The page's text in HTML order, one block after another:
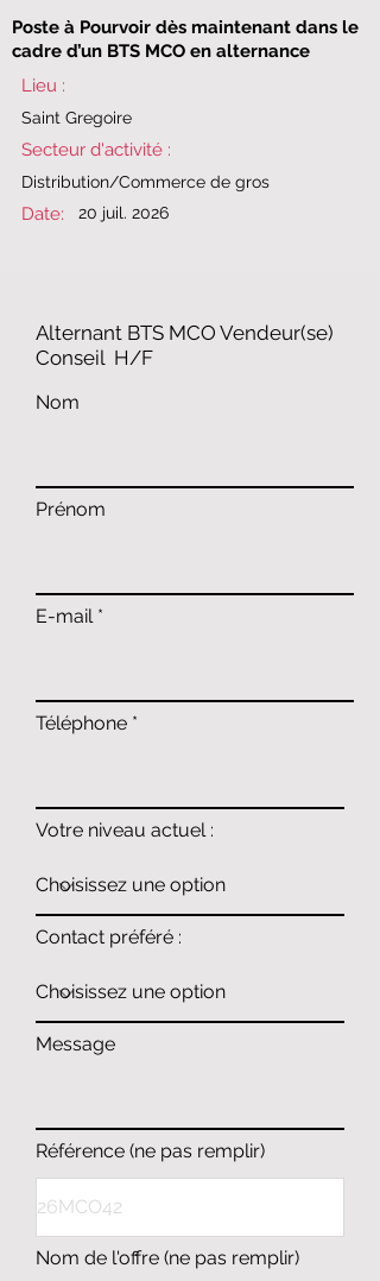
​Poste à Pourvoir dès maintenant dans le
cadre d’un BTS MCO en alternance
Lieu :
Saint Gregoire
Secteur d'activité :
​​Distribution/Commerce de gros​
Date: 20 juil. 2026
​​Alternant BTS MCO Vendeur(se)
Conseil ​ H/F
Nom
Prénom
E-mail
Téléphone
Votre niveau actuel :
Contact préféré :
Message
Référence (ne pas remplir)
Nom de l'offre (ne pas remplir)